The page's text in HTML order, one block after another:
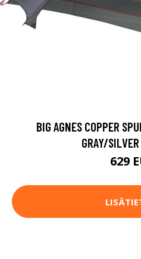
BIG AGNES COPPER
GRAY/
629